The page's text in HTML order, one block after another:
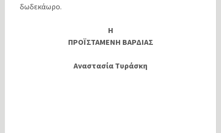
δωδεκάωρο.
Η
ΠΡΟΪΣΤΑΜΕΝΗ ΒΑΡΔΙΑΣ
Αναστασία Τυράσκη